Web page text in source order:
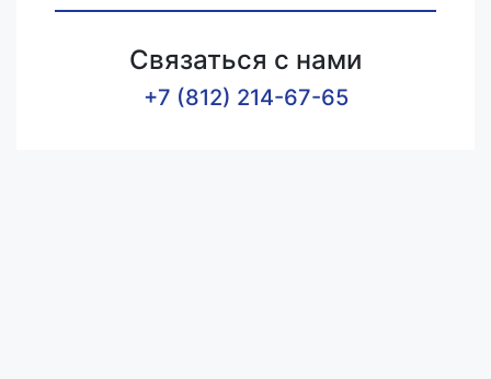
Связаться с нами
+7 (812) 214-67-65